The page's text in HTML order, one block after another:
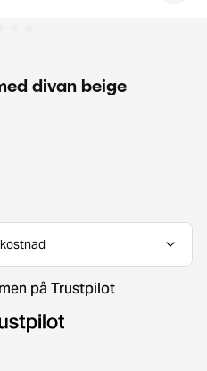
divan beige
på Trustpilot